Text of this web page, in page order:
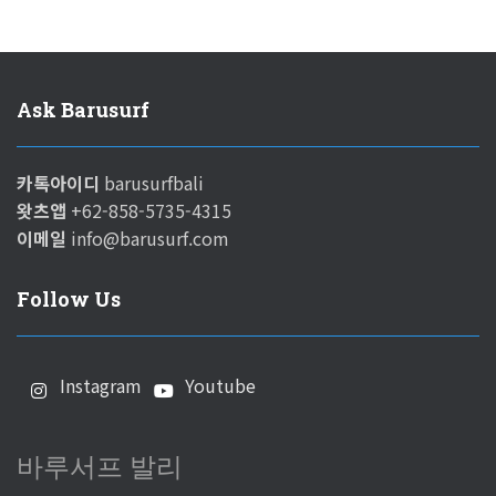
Ask Barusurf
카톡아이디 barusurfbali
왓츠앱 +62-858-5735-4315
이메일 info@barusurf.com
Follow Us
Instagram Youtube
바루서프 발리